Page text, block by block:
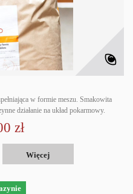
w formie meszu. Smakowita
działanie na układ pokarmowy.
zł
Więcej